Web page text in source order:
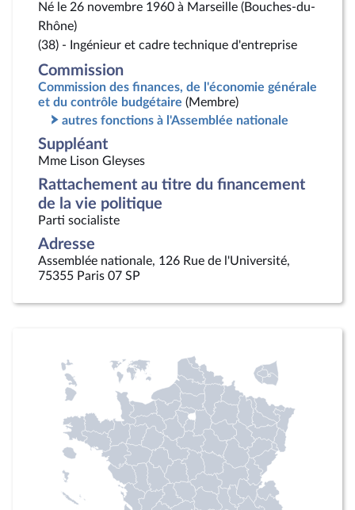
Né le 26 novembre 1960 à Marseille (Bouches-du-
Rhône)
(38) - Ingénieur et cadre technique d'entreprise
Commission
Commission des finances, de l'économie générale
et du contrôle budgétaire (Membre)
autres fonctions à l'Assemblée nationale
Suppléant
Mme Lison Gleyses
Rattachement au titre du financement
de la vie politique
Parti socialiste
Adresse
Assemblée nationale, 126 Rue de l'Université,
75355 Paris 07 SP